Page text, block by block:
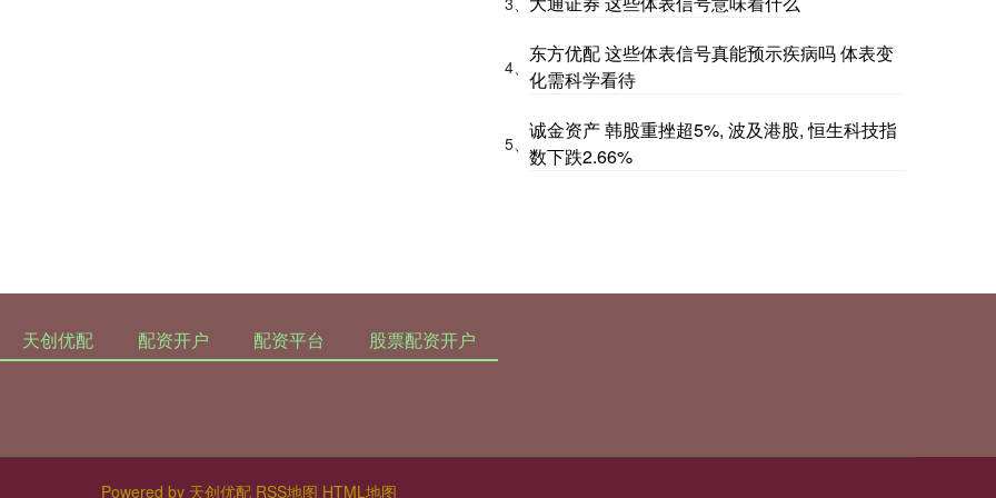
4、
东方优配 这些体表信号真能预示疾病吗 体表变
化需科学看待
5、
诚金资产 韩股重挫超5%, 波及港股, 恒生科技指
数下跌2.66%
天创优配 配资开户 配资平台 股票配资开户
Powered by 天创优配 RSS地图 HTML地图